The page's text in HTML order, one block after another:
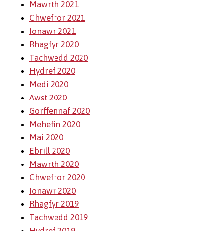
Mawrth 2021
Chwefror 2021
Ionawr 2021
Rhagfyr 2020
Tachwedd 2020
Hydref 2020
Medi 2020
Awst 2020
Gorffennaf 2020
Mehefin 2020
Mai 2020
Ebrill 2020
Mawrth 2020
Chwefror 2020
Ionawr 2020
Rhagfyr 2019
Tachwedd 2019